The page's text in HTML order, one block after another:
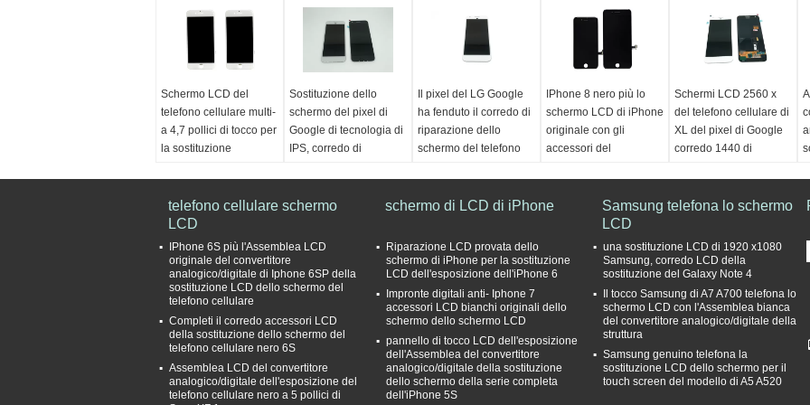
Schermo LCD del
telefono cellulare multi-
a 4,7 pollici di tocco per
la sostituzione
colore:bianco e nero
Qualtity:
originale
Tecnologia:IPS di
tecnologia
Luminosità:500 Cd/m2
Sostituzione dello
schermo del pixel di
Google di tecnologia di
IPS, corredo di
1920*1080
oro
Luogo di origine:
Guangdong, Cina
(continentale)
Risoluzione:
1080 pixel
Il pixel del LG Google
ha fenduto il corredo di
riparazione dello
schermo del telefono
441ppi
oro
Luogo di origine:
Guangdong, Cina
(continentale)
Condizione:100%
Risoluzione:1920 x
1080 pixel
IPhone 8 nero più lo
schermo LCD di iPhone
originale con gli
accessori del
tocco
bianco, nero
Quello eccellente
provato
Condizione:Le novità
Garanzia: sei mesi
Schermi LCD 2560 x
del telefono cellulare di
XL del pixel di Google
corredo 1440 di
risoluzione
oro
Luogo di origine:
Guangdong, Cina
(continentale)
Condizione:100%
Garanzia:6 mesi
telefono cellulare schermo
LCD
IPhone 6S più l'Assemblea LCD
originale del convertitore
analogico/digitale di Iphone 6SP della
sostituzione LCD dello schermo del
telefono cellulare
Completi il corredo accessori LCD
della sostituzione dello schermo del
telefono cellulare nero 6S
Assemblea LCD del convertitore
analogico/digitale dell'esposizione del
telefono cellulare nero a 5 pollici di
schermo di LCD di iPhone
Riparazione LCD provata dello
schermo di iPhone per la sostituzione
LCD dell'esposizione dell'iPhone 6
Impronte digitali anti- Iphone 7
accessori LCD bianchi originali dello
schermo dello schermo LCD
pannello di tocco LCD dell'esposizione
dell'Assemblea del convertitore
analogico/digitale della sostituzione
dello schermo della serie completa
dell'iPhone 5S
Samsung telefona lo schermo
LCD
una sostituzione LCD di 1920 x1080
Samsung, corredo LCD della
sostituzione del Galaxy Note 4
Il tocco Samsung di A7 A700 telefona lo
schermo LCD con l'Assemblea bianca
del convertitore analogico/digitale della
struttura
Samsung genuino telefona la
sostituzione LCD dello schermo per il
touch screen del modello di A5 A520